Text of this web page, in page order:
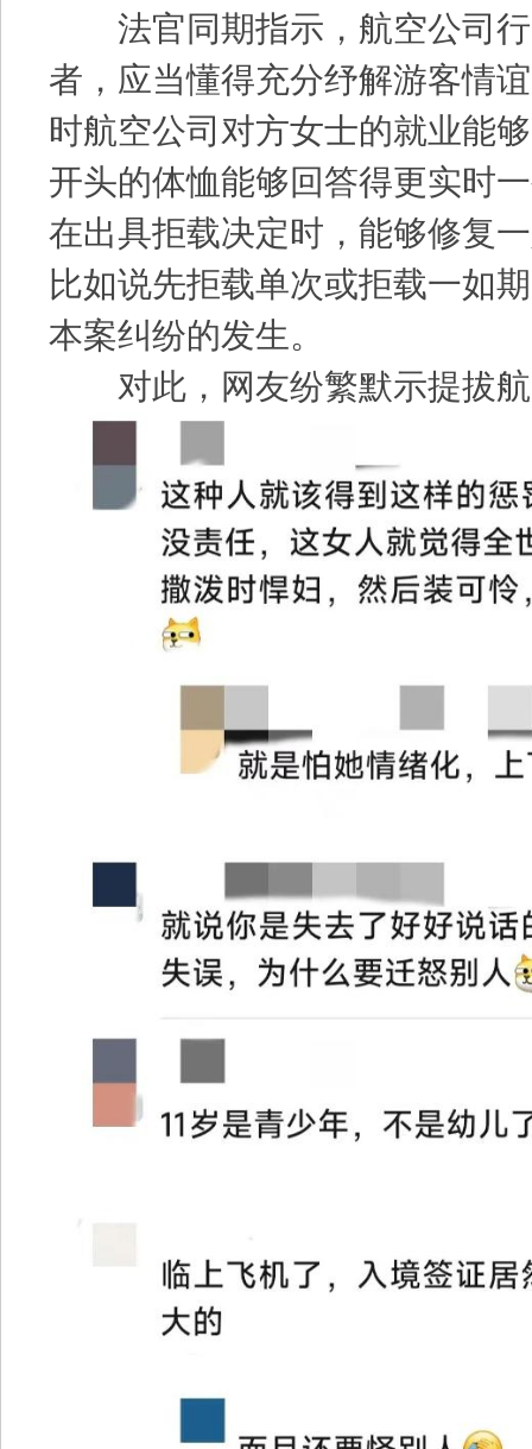
法官同期指示，航空公司行
者，应当懂得充分纾解游客情
时航空公司对方女士的就业能
开头的体恤能够回答得更实时
在出具拒载决定时，能够修复
比如说先拒载单次或拒载一如
本案纠纷的发生。
对此，网友纷繁默示提拔航